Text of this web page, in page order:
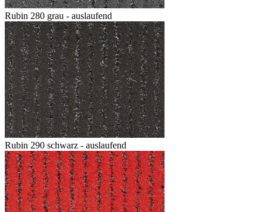
Rubin 280 grau - auslaufend
Rubin 290 schwarz - auslaufend